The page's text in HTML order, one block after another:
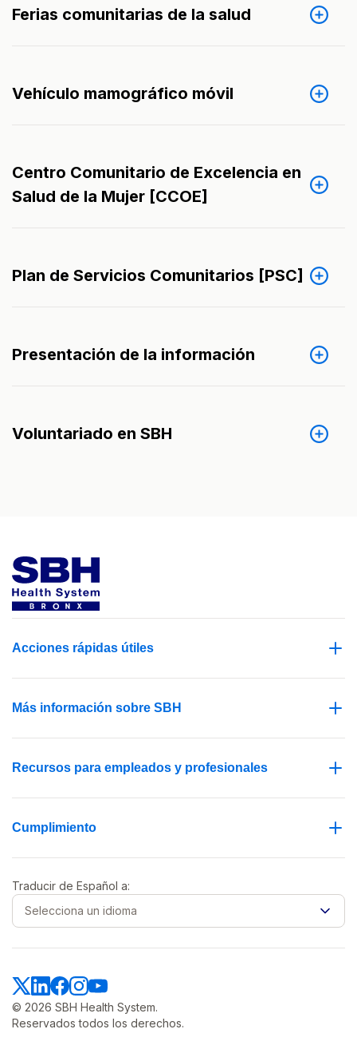
Ferias comunitarias de la salud
Vehículo mamográfico móvil
Centro Comunitario de Excelencia en
Salud de la Mujer [CCOE]
Plan de Servicios Comunitarios [PSC]
Presentación de la información
Voluntariado en SBH
Acciones rápidas útiles
Más información sobre SBH
Recursos para empleados y profesionales
Cumplimiento
© 2026 SBH Health System.
Reservados todos los derechos.
Traducir de Español a:
Selecciona un idioma